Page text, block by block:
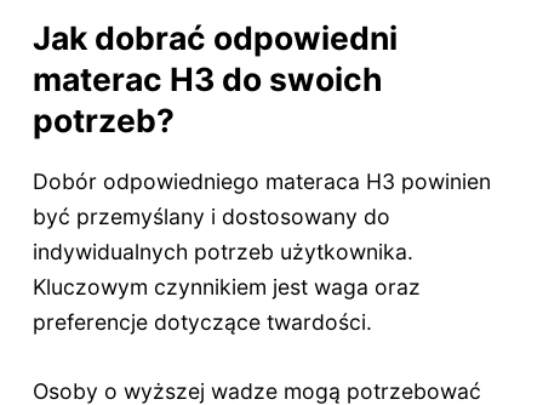
Jak dobrać odpowiedni
materac H3 do swoich
potrzeb?
Dobór odpowiedniego materaca H3 powinien
być przemyślany i dostosowany do
indywidualnych potrzeb użytkownika.
Kluczowym czynnikiem jest waga oraz
preferencje dotyczące twardości.
Osoby o wyższej wadze mogą potrzebować